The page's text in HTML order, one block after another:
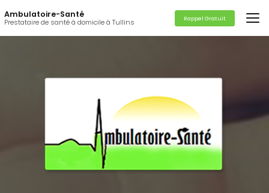
au
contenu
principal
Ambulatoire-Santé
Prestataire de santé à domicile à Tullins Rappel Gratuit